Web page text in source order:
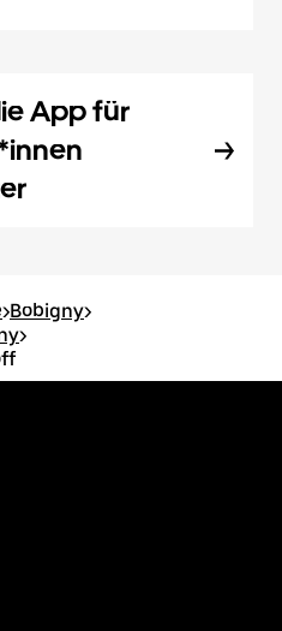
App für
>Bobigny>
>